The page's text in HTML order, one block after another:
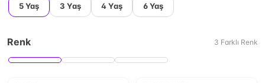
5 Yaş 3 Yaş 4 Yaş 6 Yaş
Renk 3 Farklı Renk